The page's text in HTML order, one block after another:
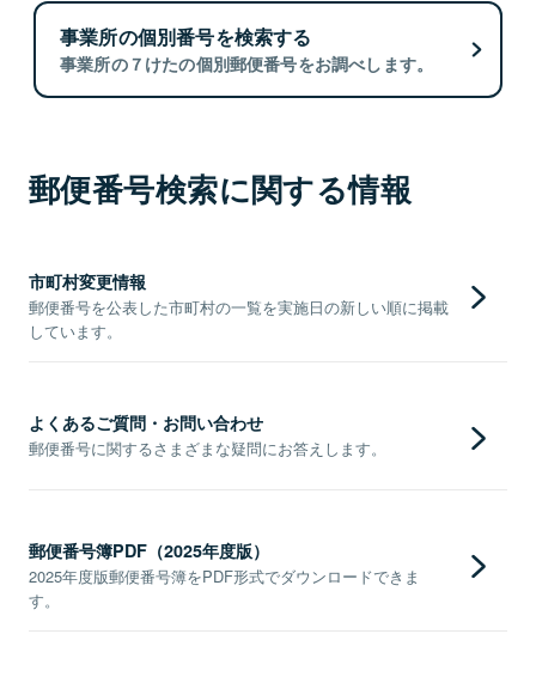
事業所の個別番号を検索する
事業所の７けたの個別郵便番号をお調べします。
郵便番号検索に関する情報
市町村変更情報
郵便番号を公表した市町村の一覧を実施日の新しい順に掲載
しています。
よくあるご質問・お問い合わせ
郵便番号に関するさまざまな疑問にお答えします。
郵便番号簿PDF（2025年度版）
2025年度版郵便番号簿をPDF形式でダウンロードできま
す。